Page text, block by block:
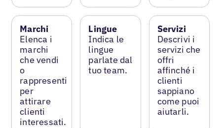
Marchi
Elenca i
marchi
che vendi
o
rappresenti
per
attirare
clienti
interessati.
Lingue
Indica le
lingue
parlate dal
tuo team.
Servizi
Descrivi i
servizi che
offri
affinché i
clienti
sappiano
come puoi
aiutarli.